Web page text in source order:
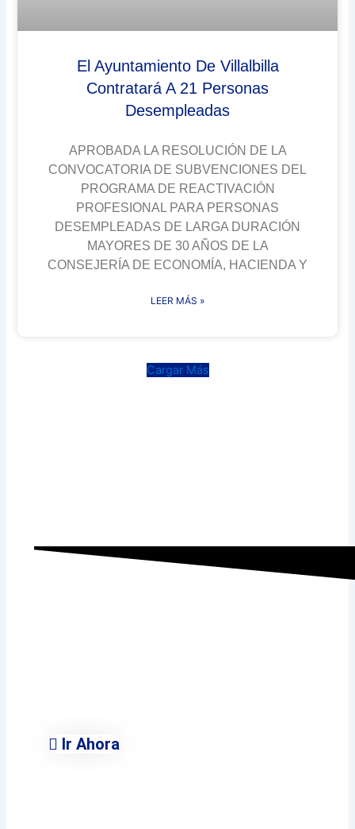
El Ayuntamiento De Villalbilla
Contratará A 21 Personas
Desempleadas
APROBADA LA RESOLUCIÓN DE LA
CONVOCATORIA DE SUBVENCIONES DEL
PROGRAMA DE REACTIVACIÓN
PROFESIONAL PARA PERSONAS
DESEMPLEADAS DE LARGA DURACIÓN
MAYORES DE 30 AÑOS DE LA
CONSEJERÍA DE ECONOMÍA, HACIENDA Y
LEER MÁS »
Cargar Más
Ir Ahora